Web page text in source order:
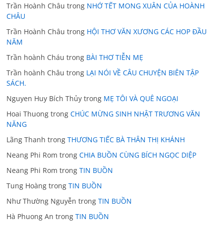
Trần Hoành Châu trong NHỚ TẾT MONG XUÂN CỦA HOÀNH
CHÂU
Trần Hoành Châu trong HỘI THƠ VĂN XƯƠNG CÁC HOP ĐẦU
NĂM
Trần hoành Cháu trong BÀI THƠ TIỄN MẸ
Trần hoành Châu trong LẠI NÓI VỀ CÂU CHUYỆN BIÊN TẬP
SÁCH.
Nguyen Huy Bích Thủy trong MẸ TÔI VÀ QUÊ NGOẠI
Hoai Thuong trongCHÚC MỪNG SINH NHẬT TRƯƠNG VĂN
NĂNG
Lãng Thanh trongTHƯƠNG TIẾC BÀ THÂN THỊ KHÁNH
Neang Phi Rom trongCHIA BUỒN CÙNG BÍCH NGỌC DIỆP
Neang Phi Rom trongTIN BUỒN
Tung Hoàng trongTIN BUỒN
Như Thường Nguyễn trongTIN BUỒN
Hà Phuong An trongTIN BUỒN